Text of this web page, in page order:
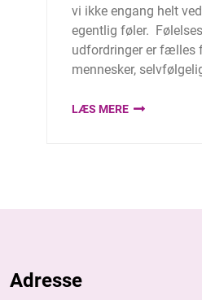
vi ikke engang helt
egentlig føler.
udfordringer er fælles
mennesker,
LÆS MERE
Adresse